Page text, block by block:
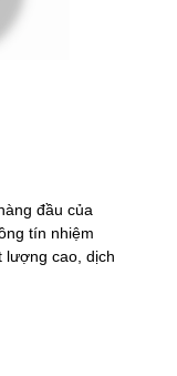
đầu của
tín nhiệm
lượng cao, dịch